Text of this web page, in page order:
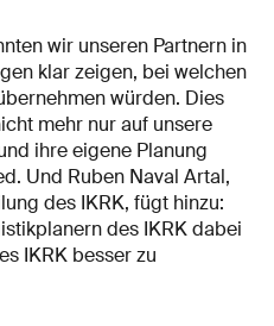
wir unseren Partnern in
klar zeigen, bei welchen
würden. Dies
mehr nur auf unsere
ihre eigene Planung
Und Ruben Naval Artal,
des IKRK, fügt hinzu:
des IKRK dabei
IKRK besser zu